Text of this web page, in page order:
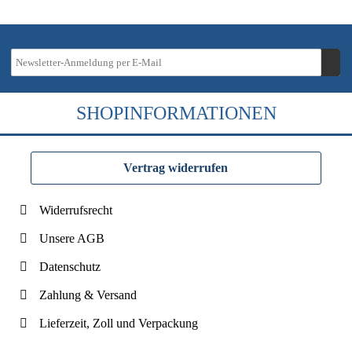
SHOPINFORMATIONEN
Vertrag widerrufen
Widerrufsrecht
Unsere AGB
Datenschutz
Zahlung & Versand
Lieferzeit, Zoll und Verpackung